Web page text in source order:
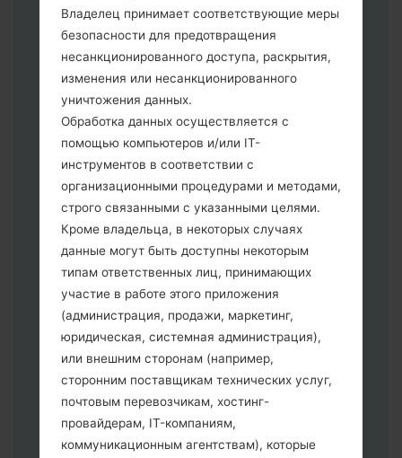
Скачайте на свой ПК:Odin 3.
Далее загрузите и распакуйте файл
прошивки.
Вам необходимо 1 (Выбрать 1 файл
прошивки здесь) или 5 (Выбрать 5
файл прошивки здесь) файлов для
прошивки:
AP: "System & Recovery"
CP: "Modem & Radio"
CSC _ ***: "Country & Region & Operator"
HOME_CSC _ ***: "Country & Region &
Владелец принимает соответствующие меры
безопасности для предотвращения
несанкционированного доступа, раскрытия,
изменения или несанкционированного
уничтожения данных.
Обработка данных осуществляется с
помощью компьютеров и/или IT-
инструментов в соответствии с
организационными процедурами и методами,
строго связанными с указанными целями.
Кроме владельца, в некоторых случаях
данные могут быть доступны некоторым
типам ответственных лиц, принимающих
участие в работе этого приложения
(администрация, продажи, маркетинг,
юридическая, системная администрация),
или внешним сторонам (например,
сторонним поставщикам технических услуг,
почтовым перевозчикам, хостинг-
провайдерам, IT-компаниям,
коммуникационным агентствам), которые